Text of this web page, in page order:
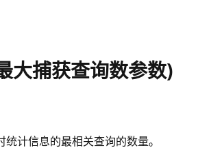
捕获查询数参数)
计信息的最相关查询的数量。